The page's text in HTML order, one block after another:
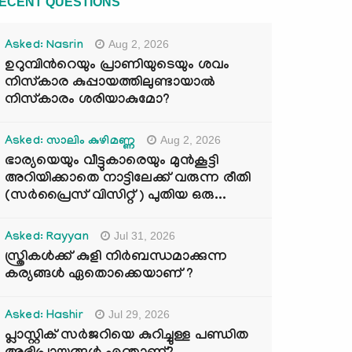
Asked: Nasrin Aug 2, 2026
ഉറുമ്പിന്‍റെയും പ്രാണിയുടെയും ശവം
നിസ്കാര കുപ്പായത്തിലുണ്ടായാൽ
നിസ്കാരം ശരിയാകുമോ?
Asked: സാലിം കുഴിമണ്ണ Aug 2, 2026
ഭാര്യയെയും വീട്ടുകാരെയും മുൻകൂട്ടി
അറിയിക്കാതെ നാട്ടിലേക്ക് വരുന്ന രീതി
(സർപ്രൈസ് വിസിറ്റ് ) പുതിയ ഒരു...
Asked: Rayyan Jul 31, 2026
സ്ത്രികൾക്ക് കുളി നിർബന്ധമാക്കുന്ന
കര്യങ്ങൾ ഏതൊക്കെയാണ് ?
Asked: Hashir Jul 29, 2026
പ്ലാസ്റ്റിക് സർജറിയെ കുറിച്ചുള്ള പണ്ഡിത